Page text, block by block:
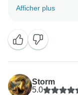
sommes ravis
aventure Timeless
Afficher plus
Storm
5.0